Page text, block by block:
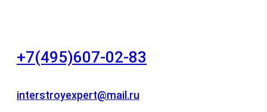
+7(495)607-02-83
interstroyexpert@mail.ru